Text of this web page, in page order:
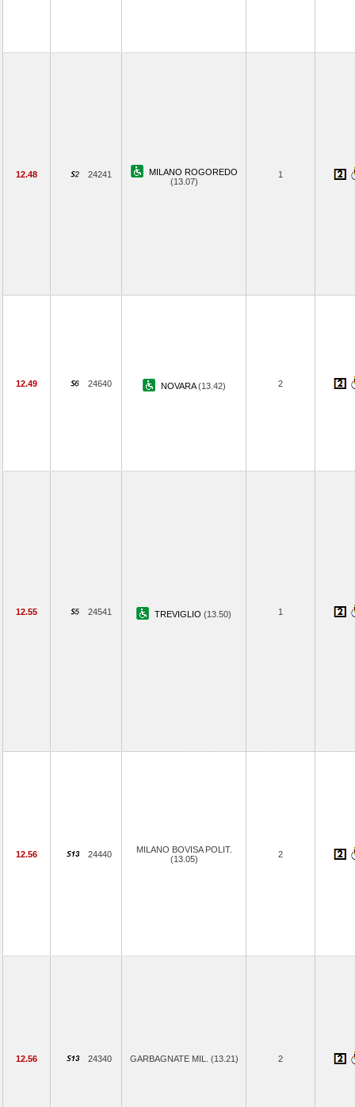
12.48 24241
MILANO ROGOREDO
(13.07)
1
12.49 24640 NOVARA(13.42) 2
12.55 24541 TREVIGLIO (13.50) 1
12.56 24440
MILANO BOVISA POLIT.
(13.05)
2
12.56 24340 GARBAGNATE MIL. (13.21) 2